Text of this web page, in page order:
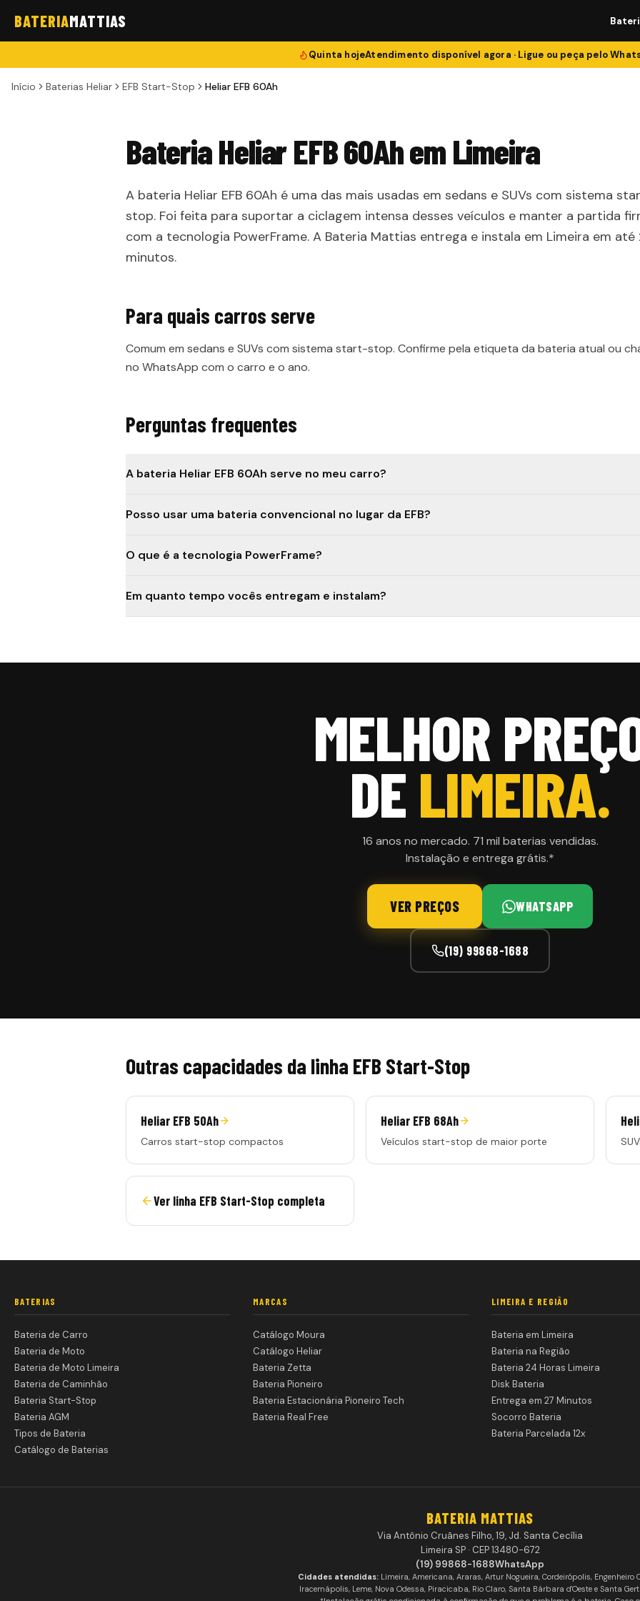
BATERIAMATTIAS
Quinta hojeAtendimento disponível agora · Ligue ou peça pelo
Início Baterias Heliar EFB Start-Stop Heliar EFB 60Ah
Bateria Heliar EFB 60Ah em Limeira
A bateria Heliar EFB 60Ah é uma das mais usadas em sedans e SUVs com sistema
stop. Foi feita para suportar a ciclagem intensa desses veículos e manter a partida
com a tecnologia PowerFrame. A Bateria Mattias entrega e instala em Limeira em até
minutos.
Para quais carros serve
Comum em sedans e SUVs com sistema start-stop. Confirme pela etiqueta da bateria atual ou
no WhatsApp com o carro e o ano.
Perguntas frequentes
A bateria Heliar EFB 60Ah serve no meu carro?
Posso usar uma bateria convencional no lugar da EFB?
O que é a tecnologia PowerFrame?
Em quanto tempo vocês entregam e instalam?
MELHOR
DELIMEIRA.
16 anos no mercado. 71 mil baterias vendidas.
Instalação e entrega grátis.*
VER PREÇOS WHATSAPP
(19) 99868-1688
Outras capacidades da linha EFB Start-Stop
Heliar EFB 50Ah
Carros start-stop compactos
Heliar EFB 68Ah
Veículos start-stop de maior porte
Ver linha EFB Start-Stop completa
BATERIAS
Bateria de Carro
Bateria de Moto
Bateria de Moto Limeira
Bateria de Caminhão
Bateria Start-Stop
Bateria AGM
Tipos de Bateria
Catálogo de Baterias
MARCAS
Catálogo Moura
Catálogo Heliar
Bateria Zetta
Bateria Pioneiro
Bateria Estacionária Pioneiro Tech
Bateria Real Free
LIMEIRA E REGIÃO
Bateria em Limeira
Bateria na Região
Bateria 24 Horas Limeira
Disk Bateria
Entrega em 27 Minutos
Socorro Bateria
Bateria Parcelada 12x
BATERIA MATTIAS
Via Antônio Cruãnes Filho, 19, Jd. Santa Cecília
Limeira SP · CEP 13480-672
(19) 99868-1688WhatsApp
Cidades atendidas: Limeira, Americana, Araras, Artur Nogueira, Cordeirópolis, Engenheiro
Iracemápolis, Leme, Nova Odessa, Piracicaba, Rio Claro, Santa Bárbara d'Oeste e Santa